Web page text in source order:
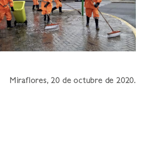
Miraflores, 20 de octubre de 2020.